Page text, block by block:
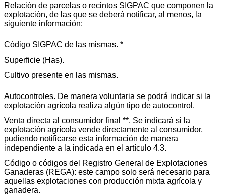
Relación de parcelas o recintos SIGPAC que componen la
explotación, de las que se deberá notificar, al menos, la
siguiente información:
Código SIGPAC de las mismas. *
Superficie (Has).
Cultivo presente en las mismas.
Autocontroles. De manera voluntaria se podrá indicar si la
explotación agrícola realiza algún tipo de autocontrol.
Venta directa al consumidor final **. Se indicará si la
explotación agrícola vende directamente al consumidor,
pudiendo notificarse esta información de manera
independiente a la indicada en el artículo 4.3.
Código o códigos del Registro General de Explotaciones
Ganaderas (REGA): este campo solo será necesario para
aquellas explotaciones con producción mixta agrícola y
ganadera.